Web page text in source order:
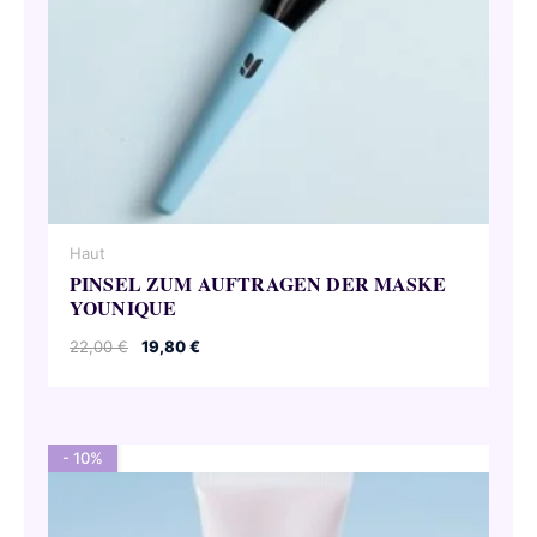
Haut
PINSEL ZUM AUFTRAGEN DER MASKE
YOUNIQUE
22,00€
Ursprünglicher
19,80€Aktueller
- 10%